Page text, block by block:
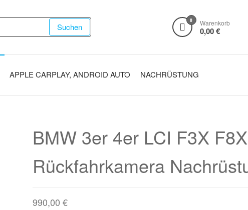
Suchen
0 Warenkorb
0,00 €
APPLE CARPLAY, ANDROID AUTO NACHRÜSTUNG
BMW 3er 4er LCI F3X F8X
Rückfahrkamera
990,00 €